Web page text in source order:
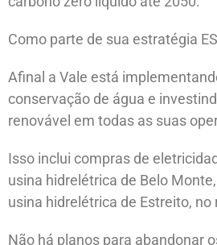
Como parte de sua estratégia
Afinal a Vale está
conservação de água e
renovável em todas as suas
Isso inclui compras de
usina hidrelétrica de Belo
usina hidrelétrica de Estreito, no
Não há planos para abandonar